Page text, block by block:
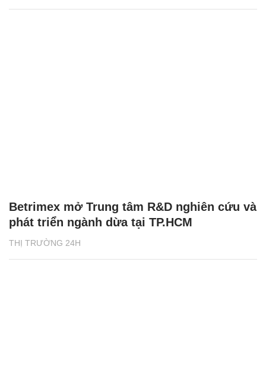
THỊ TRƯỜNG 24H
Betrimex mở Trung tâm R&D nghiên cứu và
phát triển ngành dừa tại TP.HCM